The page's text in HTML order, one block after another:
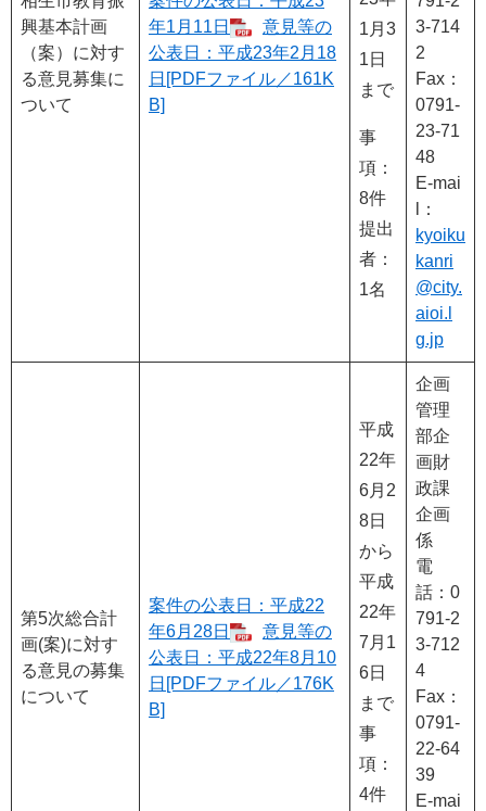
興基本計画
（案）に対す
る意見募集に
ついて
年1月11日
意見等の
公表日：平成23年2月18
日[PDFファイル／161K
B]
1月3
1日
まで
事
項：
8件
提出
者：
1名
3-714
2
Fax：
0791-
23-71
48
E-mai
l：
kyoiku
kanri
@city.
aioi.l
g.jp
第5次総合計
画(案)に対す
る意見の募集
について
案件の公表日：平成22
年6月28日
意見等の
公表日：平成22年8月10
日[PDFファイル／176K
B]
平成
22年
6月2
8日
から
平成
22年
7月1
6日
まで
事
項：
4件
企画
管理
部企
画財
政課
企画
係
電
話：0
791-2
3-712
4
Fax：
0791-
22-64
39
E-mai